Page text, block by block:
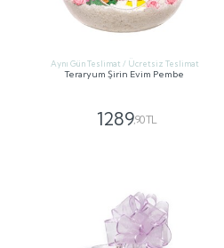
Aynı Gün Teslimat / Ücretsiz Teslimat
Teraryum Şirin Evim Pembe
1289,90 TL